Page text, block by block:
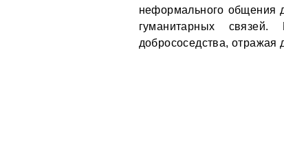
неформального общения
гуманитарных
добрососедства, отражая